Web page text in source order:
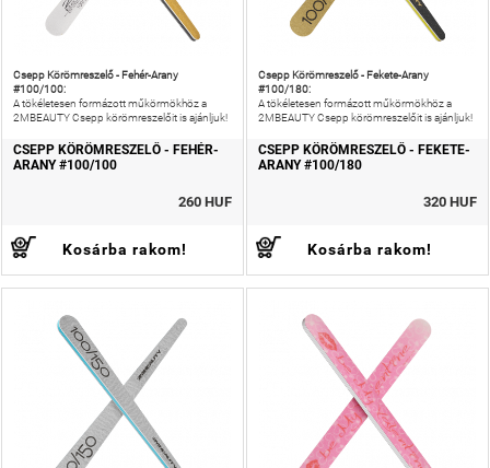
Csepp Körömreszelő - Fehér-Arany
#100/100:
A tökéletesen formázott műkörmökhöz a
2MBEAUTY Csepp körömreszelőit is ajánljuk!
CSEPP KÖRÖMRESZELŐ - FEHÉR-
ARANY #100/100
260 HUF
Kosárba rakom!
Csepp Körömreszelő - Fekete-Arany
#100/180:
A tökéletesen formázott műkörmökhöz a
2MBEAUTY Csepp körömreszelőit is ajánljuk!
CSEPP KÖRÖMRESZELŐ - FEKETE-
ARANY #100/180
320 HUF
Kosárba rakom!